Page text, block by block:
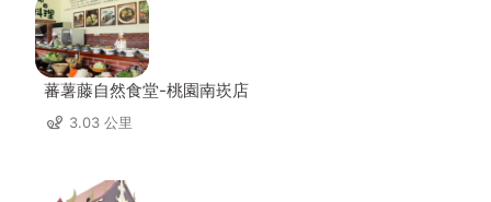
蕃薯藤自然食堂-桃園南崁店
3.03 公里